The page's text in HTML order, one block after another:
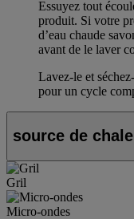
Essuyez tout
produit. Si votre
d’eau chaude
avant de le laver
Lavez-le et
pour un cycle
source de
Gril
Micro-ondes